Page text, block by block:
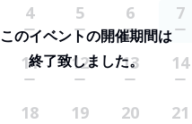
4 5 6 7
11 12 13 14
18 19 20 21
このイベントの開催期間は
終了致しました。